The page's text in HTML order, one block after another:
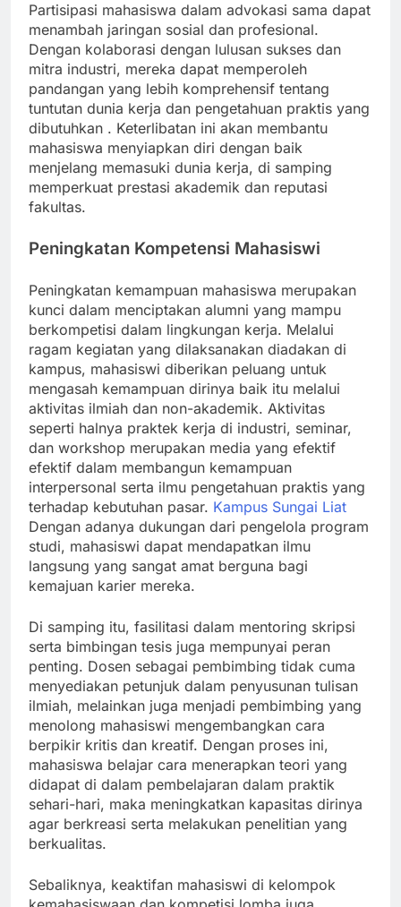
Partisipasi mahasiswa dalam advokasi sama dapat
menambah jaringan sosial dan profesional.
Dengan kolaborasi dengan lulusan sukses dan
mitra industri, mereka dapat memperoleh
pandangan yang lebih komprehensif tentang
tuntutan dunia kerja dan pengetahuan praktis yang
dibutuhkan . Keterlibatan ini akan membantu
mahasiswa menyiapkan diri dengan baik
menjelang memasuki dunia kerja, di samping
memperkuat prestasi akademik dan reputasi
fakultas.
Peningkatan Kompetensi Mahasiswi
Peningkatan kemampuan mahasiswa merupakan
kunci dalam menciptakan alumni yang mampu
berkompetisi dalam lingkungan kerja. Melalui
ragam kegiatan yang dilaksanakan diadakan di
kampus, mahasiswi diberikan peluang untuk
mengasah kemampuan dirinya baik itu melalui
aktivitas ilmiah dan non-akademik. Aktivitas
seperti halnya praktek kerja di industri, seminar,
dan workshop merupakan media yang efektif
efektif dalam membangun kemampuan
interpersonal serta ilmu pengetahuan praktis yang
terhadap kebutuhan pasar. Kampus Sungai Liat
Dengan adanya dukungan dari pengelola program
studi, mahasiswi dapat mendapatkan ilmu
langsung yang sangat amat berguna bagi
kemajuan karier mereka.
Di samping itu, fasilitasi dalam mentoring skripsi
serta bimbingan tesis juga mempunyai peran
penting. Dosen sebagai pembimbing tidak cuma
menyediakan petunjuk dalam penyusunan tulisan
ilmiah, melainkan juga menjadi pembimbing yang
menolong mahasiswi mengembangkan cara
berpikir kritis dan kreatif. Dengan proses ini,
mahasiswa belajar cara menerapkan teori yang
didapat di dalam pembelajaran dalam praktik
sehari-hari, maka meningkatkan kapasitas dirinya
agar berkreasi serta melakukan penelitian yang
berkualitas.
Sebaliknya, keaktifan mahasiswi di kelompok